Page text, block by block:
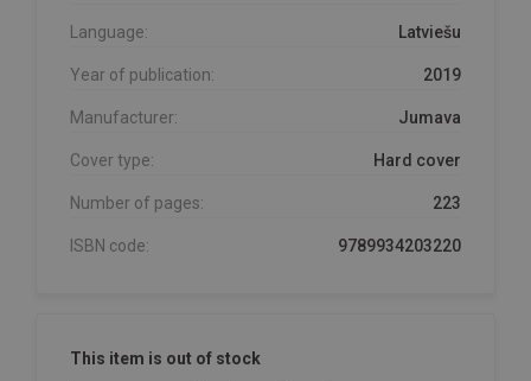
Language: Latviešu
Year of publication: 2019
Manufacturer: Jumava
Cover type: Hard cover
Number of pages: 223
ISBN code: 9789934203220
This item is out of stock